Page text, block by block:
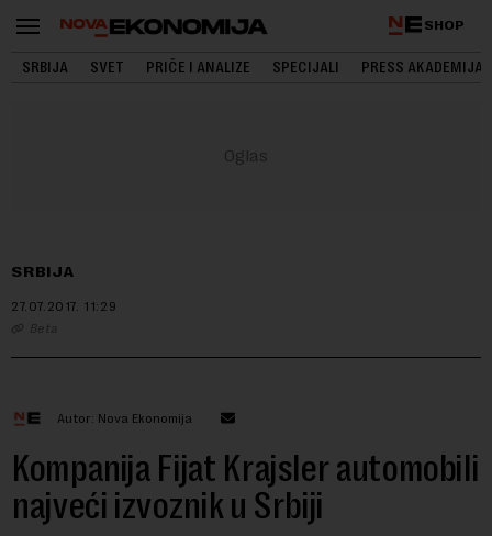
SHOP
SRBIJA SVET PRIČE I ANALIZE SPECIJALI PRESS AKADEMIJA
SRBIJA
27.07.2017. 11:29
Beta
Autor: Nova Ekonomija
Kompanija Fijat Krajsler automobili
najveći izvoznik u Srbiji